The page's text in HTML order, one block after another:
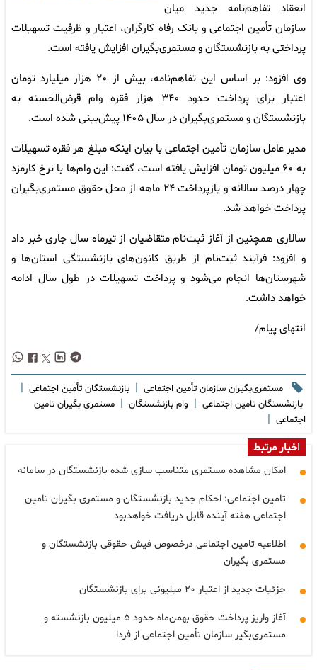
انعقاد تفاهم‌نامه جدید میان
سازمان تأمین اجتماعی و بانک رفاه کارگران، اعتبار و ظرفیت تسهیلات
پرداختی به بازنشستگان و مستمری‌بگیران افزایش یافته است.
وی افزود: بر اساس این تفاهم‌نامه، بیش از ۲۰ هزار میلیارد تومان
اعتبار برای پرداخت حدود ۳۴۰ هزار فقره وام قرض‌الحسنه به
بازنشستگان و مستمری‌بگیران در سال ۱۴۰۵ پیش‌بینی شده است.
مدیر عامل سازمان تأمین اجتماعی با بیان اینکه مبلغ هر فقره تسهیلات
به ۶۰ میلیون تومان افزایش یافته است، گفت: این وام‌ها با نرخ کارمزد
چهار درصد سالانه و بازپرداخت ۲۴ ماهه از محل حقوق مستمری‌بگیران
پرداخت خواهد شد.
سالاری همچنین از آغاز ثبت‌نام متقاضیان از تیرماه سال جاری خبر داد
و افزود: فرآیند ثبت‌نام از طریق کانون‌های بازنشستگی استان‌ها و
شهرستان‌ها انجام می‌شود و پرداخت تسهیلات در طول سال ادامه
خواهد داشت.
انتهای پیام/
مستمری‌بگیران سازمان تأمین اجتماعی | بازنشستگان تأمین اجتماعی |
بازنشستگان تامین اجتماعی | وام بازنشستگان | مستمری بگیران تامین
اجتماعی |
اخبار مرتبط
امکان مشاهده مستمری متناسب سازی شده بازنشستگان در سامانه
تامین اجتماعی: احکام جدید بازنشستگان و مستمری بگیران تامین
اجتماعی هفته آینده قابل دریافت خواهدبود
اطلاعیه تامین اجتماعی درخصوص فیش حقوقی بازنشستگان و
مستمری بگیران
جزئیات جدید از اعتبار ۲۰ میلیونی برای بازنشستگان
آغاز واریز پرداخت حقوق بهمن‌ماه حدود ۵ میلیون بازنشسته و
مستمری‌بگیر سازمان تأمین اجتماعی از فردا